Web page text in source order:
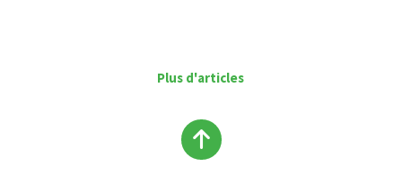
Plus d'articles
Remonter